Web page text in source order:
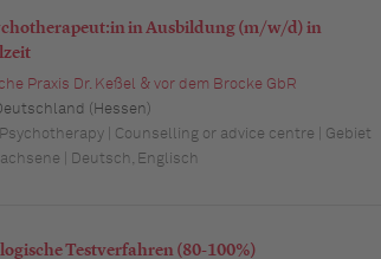
in Ausbildung (m/w/d) in
Praxis Dr. Keßel & vor dem Brocke GbR
(Hessen)
| Counselling or advice centre | Gebiet
| Deutsch, Englisch
Testverfahren (80-100%)